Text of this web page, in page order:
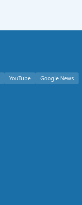
YouTube Google News